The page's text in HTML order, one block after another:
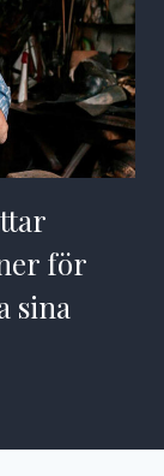
för
sina